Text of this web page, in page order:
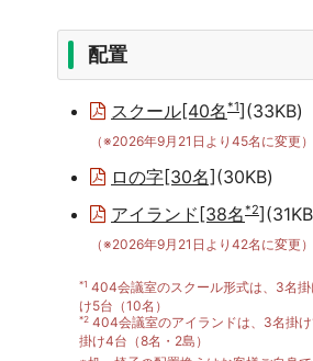
配置
スクール[40名*1](33KB)
（※2026年9月21日より45名に変更）
ロの字[30名](30KB)
アイランド[38名*2]
（※2026年9月21日より42名に変更）
*1 404会議室のスクール形式は、3名
け5台（10名）
*2 404会議室のアイランドは、3名掛
掛け4台（8名・2島）